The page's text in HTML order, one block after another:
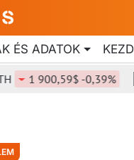
ÉS ADATOK
1 900,59$ -0,39%